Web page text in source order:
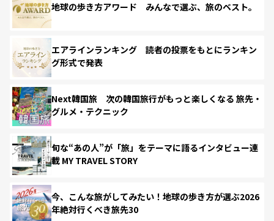
地球の歩き方アワード みんなで選ぶ、旅のベスト。
エアラインランキング 読者の投票をもとにランキン
グ形式で発表
Next韓国旅 次の韓国旅行がもっと楽しくなる 旅先・
グルメ・テクニック
旬な“あの人”が「旅」をテーマに語るインタビュー連
載 MY TRAVEL STORY
今、こんな旅がしてみたい！地球の歩き方が選ぶ2026
年絶対行くべき旅先30